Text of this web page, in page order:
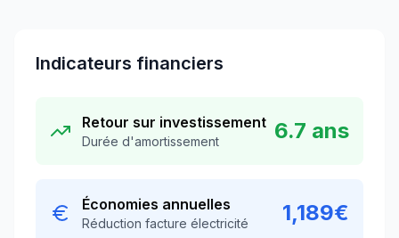
Indicateurs financiers
Retour sur investissement
Durée d'amortissement 6.7 ans
Économies annuelles
Réduction facture électricité 1,189€